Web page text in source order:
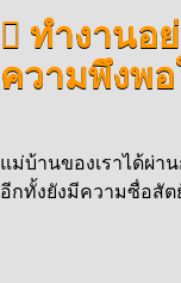
ทำงานอ
ความพึงพอ
แม่บ้านของเราได้ผ่า
อีกทั้งยังมีความซื่อสั